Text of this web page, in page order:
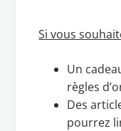
Si vous
Un
règles
Des
pourrez